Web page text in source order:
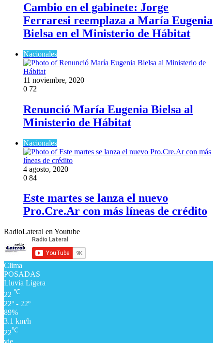
Cambio en el gabinete: Jorge
Ferraresi reemplaza a María Eugenia
Bielsa en el Ministerio de Hábitat
Nacionales
11 noviembre, 2020
0 72
Renunció María Eugenia Bielsa al
Ministerio de Hábitat
Nacionales
4 agosto, 2020
0 84
Este martes se lanza el nuevo
Pro.Cre.Ar con más líneas de crédito
RadioLateral en Youtube
Clima
POSADAS
Lluvia Ligera
22 ℃
22º - 22º
89%
3.1 km/h
22℃
vie